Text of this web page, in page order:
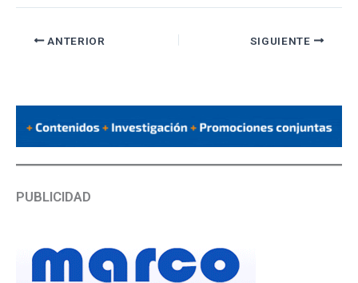
ANTERIOR SIGUIENTE
PUBLICIDAD